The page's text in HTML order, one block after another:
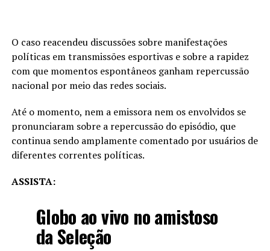
O caso reacendeu discussões sobre manifestações
políticas em transmissões esportivas e sobre a rapidez
com que momentos espontâneos ganham repercussão
nacional por meio das redes sociais.
Até o momento, nem a emissora nem os envolvidos se
pronunciaram sobre a repercussão do episódio, que
continua sendo amplamente comentado por usuários de
diferentes correntes políticas.
ASSISTA:
Globo ao vivo no amistoso
da Seleção